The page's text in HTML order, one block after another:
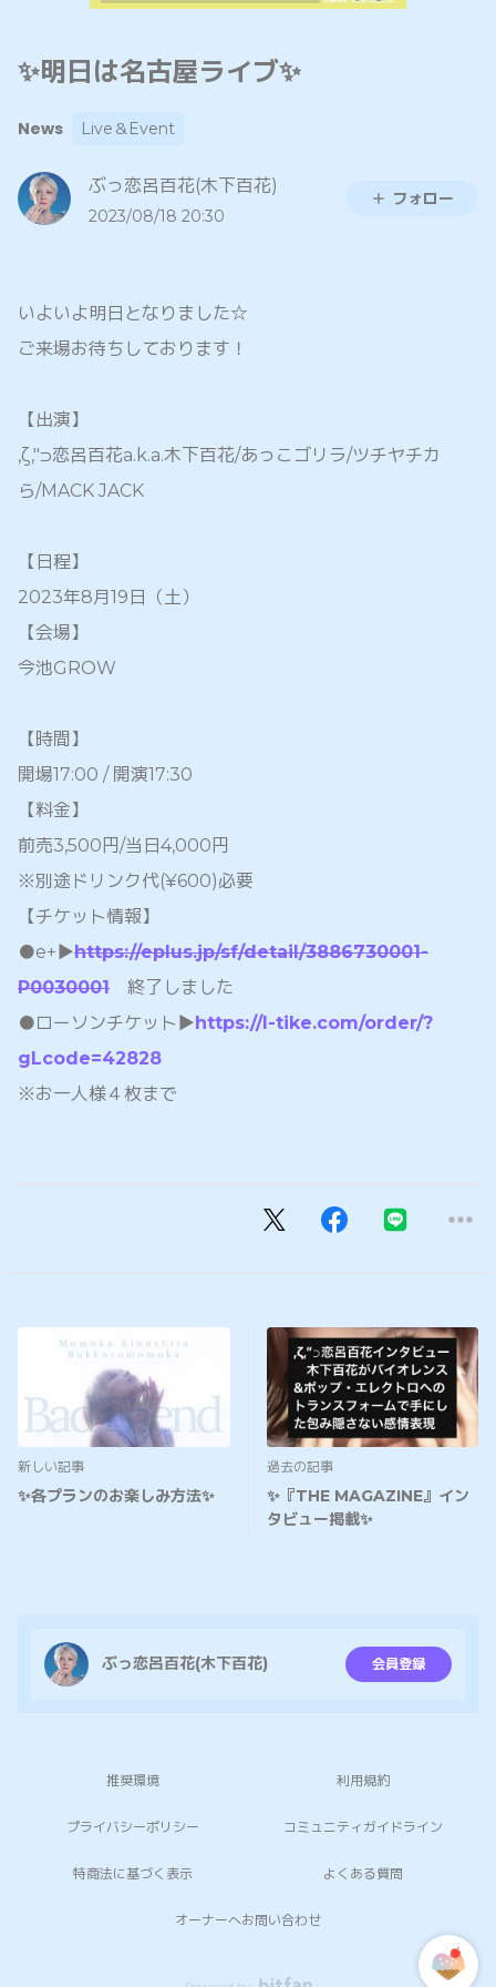
✨明日は名古屋ライブ✨
News Live＆Event
ぶっ恋呂百花(木下百花)
2023/08/18 20:30
フォロー
いよいよ明日となりました☆
ご来場お待ちしております！
【出演】
,ζ,"⊃恋呂百花a.k.a.木下百花/あっこゴリラ/ツチヤチカ
ら/MACK JACK
【日程】
2023年8月19日（土）
【会場】
今池GROW
【時間】
開場17:00 / 開演17:30
【料金】
前売3,500円/当日4,000円
※別途ドリンク代(¥600)必要
【チケット情報】
●e+▶️https://eplus.jp/sf/detail/3886730001-
P0030001 終了しました
●ローソンチケット▶️https://l-tike.com/order/?
gLcode=42828
※お一人様４枚まで
新しい記事
✨各プランのお楽しみ方法✨
過去の記事
✨️『THE MAGAZINE』イン
タビュー掲載✨️
ぶっ恋呂百花(木下百花) 会員登録
推奨環境 利用規約
プライバシーポリシー コミュニティガイドライン
特商法に基づく表示 よくある質問
オーナーへお問い合わせ